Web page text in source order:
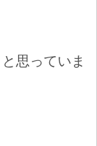
思っていま